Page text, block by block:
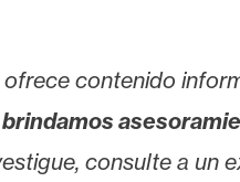
contenido
consulte a un